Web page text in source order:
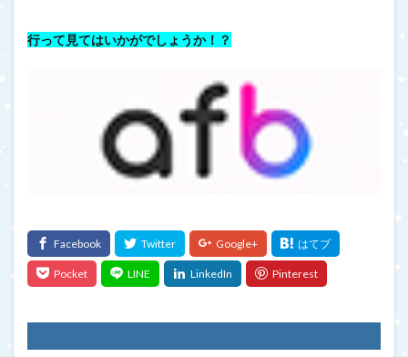
行って見てはいかがでしょうか！？